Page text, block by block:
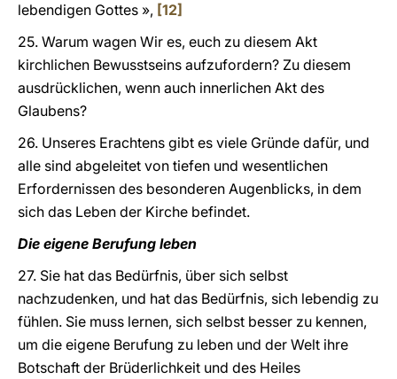
lebendigen Gottes », [12]
25. Warum wagen Wir es, euch zu diesem Akt
kirchlichen Bewusstseins aufzufordern? Zu diesem
ausdrücklichen, wenn auch innerlichen Akt des
Glaubens?
26. Unseres Erachtens gibt es viele Gründe dafür, und
alle sind abgeleitet von tiefen und wesentlichen
Erfordernissen des besonderen Augenblicks, in dem
sich das Leben der Kirche befindet.
Die eigene Berufung leben
27. Sie hat das Bedürfnis, über sich selbst
nachzudenken, und hat das Bedürfnis, sich lebendig zu
fühlen. Sie muss lernen, sich selbst besser zu kennen,
um die eigene Berufung zu leben und der Welt ihre
Botschaft der Brüderlichkeit und des Heiles